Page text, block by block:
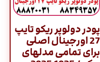
پودر دولوپر ریکو تایپ
27 اورجینال اصلی
برای تمامی مدلهای